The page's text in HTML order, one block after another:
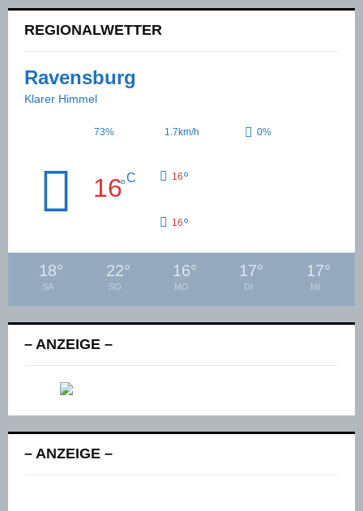
REGIONALWETTER
Ravensburg
Klarer Himmel
73% 1.7km/h 0%
16°C 16°
16°
18°
SA
22°
SO
16°
MO
17°
DI
17°
MI
– ANZEIGE –
– ANZEIGE –